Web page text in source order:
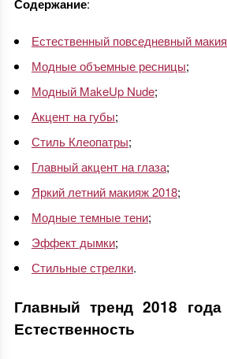
Содержание:
Естественный повседневный
Модные объемные ресницы;
Модный MakeUp Nude;
Акцент на губы;
Стиль Клеопатры;
Главный акцент на глаза;
Яркий летний макияж 2018;
Модные темные тени;
Эффект дымки;
Стильные стрелки.
Главный тренд 2018
Естественность